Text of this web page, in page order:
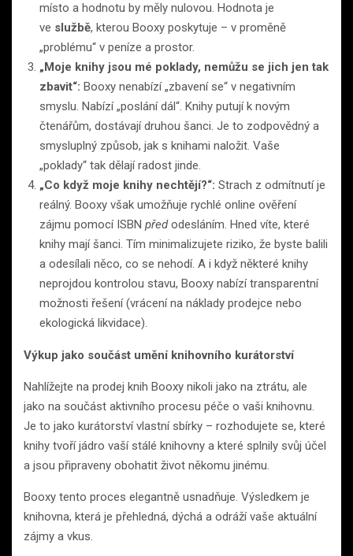
místo a hodnotu by měly nulovou. Hodnota je
ve službě, kterou Booxy poskytuje – v proměně
„problému“ v peníze a prostor.
„Moje knihy jsou mé poklady, nemůžu se jich jen tak
zbavit“: Booxy nenabízí „zbavení se“ v negativním
smyslu. Nabízí „poslání dál“. Knihy putují k novým
čtenářům, dostávají druhou šanci. Je to zodpovědný a
smysluplný způsob, jak s knihami naložit. Vaše
„poklady“ tak dělají radost jinde.
„Co když moje knihy nechtějí?“: Strach z odmítnutí je
reálný. Booxy však umožňuje rychlé online ověření
zájmu pomocí ISBN předodesláním. Hned víte, které
knihy mají šanci. Tím minimalizujete riziko, že byste balili
a odesílali něco, co se nehodí. A i když některé knihy
neprojdou kontrolou stavu, Booxy nabízí transparentní
možnosti řešení (vrácení na náklady prodejce nebo
ekologická likvidace).
Výkup jako součást umění knihovního kurátorství
Nahlížejte na prodej knih Booxy nikoli jako na ztrátu, ale
jako na součást aktivního procesu péče o vaši knihovnu.
Je to jako kurátorství vlastní sbírky – rozhodujete se, které
knihy tvoří jádro vaší stálé knihovny a které splnily svůj účel
a jsou připraveny obohatit život někomu jinému.
Booxy tento proces elegantně usnadňuje. Výsledkem je
knihovna, která je přehledná, dýchá a odráží vaše aktuální
zájmy a vkus.